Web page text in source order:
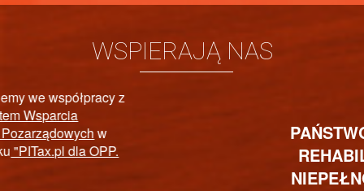
WSPIERAJĄ NAS
PAŃSTWOWY FUNDUSZ
REHABILITACJI OSÓB
NIEPEŁNOSPRAWNYCH